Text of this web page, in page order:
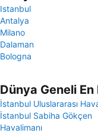
Istanbul
Antalya
Milano
Dalaman
Bologna
Dünya Geneli
İstanbul Uluslararası
İstanbul Sabiha Gökçen
Havalimanı